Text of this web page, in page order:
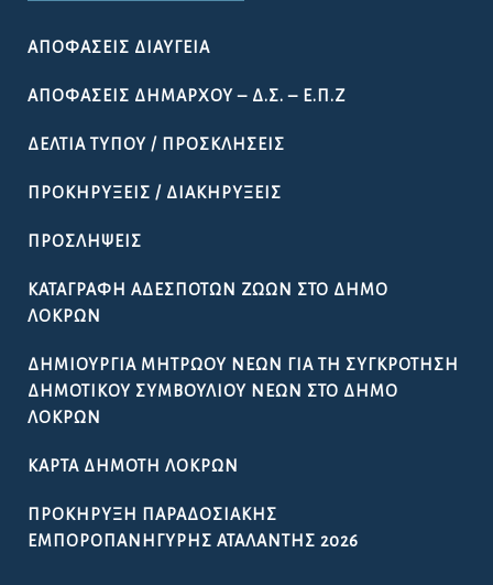
ΑΠΟΦΆΣΕΙΣ ΔΙΑΎΓΕΙΑ
ΑΠΟΦΆΣΕΙΣ ΔΗΜΆΡΧΟΥ – Δ.Σ. – Ε.Π.Ζ
ΔΕΛΤΊΑ ΤΎΠΟΥ / ΠΡΟΣΚΛΉΣΕΙΣ
ΠΡΟΚΗΡΎΞΕΙΣ / ΔΙΑΚΗΡΎΞΕΙΣ
ΠΡΟΣΛΉΨΕΙΣ
ΚΑΤΑΓΡΑΦΉ ΑΔΈΣΠΟΤΩΝ ΖΏΩΝ ΣΤΟ ΔΉΜΟ
ΛΟΚΡΏΝ
ΔΗΜΙΟΥΡΓΊΑ ΜΗΤΡΏΟΥ ΝΈΩΝ ΓΙΑ ΤΗ ΣΥΓΚΡΌΤΗΣΗ
ΔΗΜΟΤΙΚΟΎ ΣΥΜΒΟΥΛΊΟΥ ΝΈΩΝ ΣΤΟ ΔΉΜΟ
ΛΟΚΡΏΝ
ΚΆΡΤΑ ΔΗΜΌΤΗ ΛΟΚΡΏΝ
ΠΡΟΚΉΡΥΞΗ ΠΑΡΑΔΟΣΙΑΚΉΣ
ΕΜΠΟΡΟΠΑΝΉΓΥΡΗΣ ΑΤΑΛΆΝΤΗΣ 2026